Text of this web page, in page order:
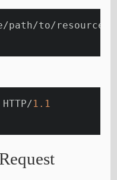
path/to/resource
1.1